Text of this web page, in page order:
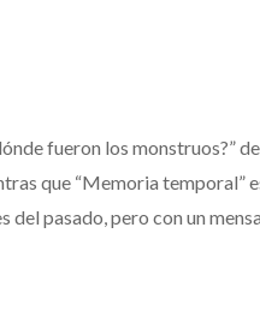
fueron los monstruos?”
que “Memoria temporal”
pasado, pero con un